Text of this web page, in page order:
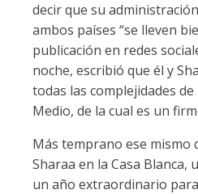
decir que su
ambos países “se lleven
publicación en redes
noche, escribió que él y
todas las complejidades
Medio, de la cual es un
Más temprano ese mismo
Sharaa en la Casa Blanca,
un año extraordinario